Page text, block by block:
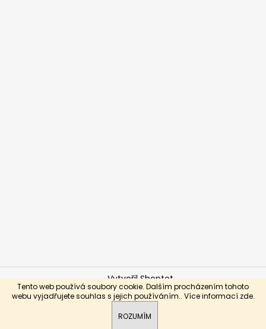
Tento web používá soubory cookie. Dalším procházením tohoto
webu vyjadřujete souhlas s jejich používáním.. Více informací zde.
ROZUMÍM
Vytvořil Shoptet
Copyright 2026Brabo-hokej.cz. Všechna práva